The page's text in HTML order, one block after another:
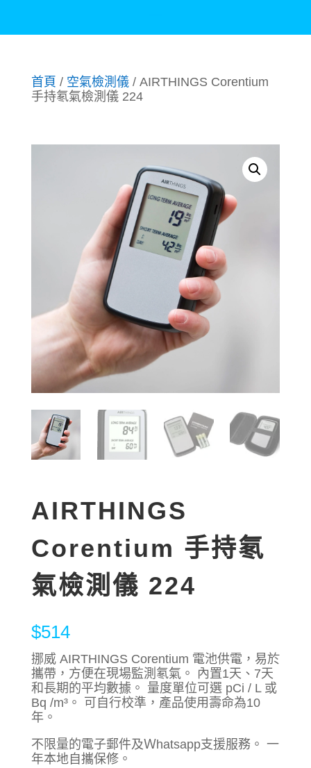
首頁 / 空氣檢測儀/ AIRTHINGS Corentium
手持氡氣檢測儀 224
AIRTHINGS
Corentium 手持氡
氣檢測儀 224
$514
挪威 AIRTHINGS Corentium 電池供電，易於
攜帶，方便在現場監測氡氣。 內置1天、7天
和長期的平均數據。 量度單位可選 pCi / L 或
Bq /m³。 可自行校準，產品使用壽命為10
年。
不限量的電子郵件及Ｗhatsapp支援服務。 一
年本地自攜保修。